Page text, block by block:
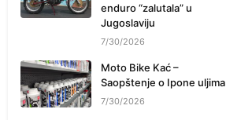
enduro “zalutala” u
Jugoslaviju
7/30/2026
Moto Bike Kać –
Saopštenje o Ipone uljima
7/30/2026